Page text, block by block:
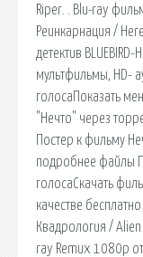
Riper. . Blu-ray
Реинкарнация /
детектив
мультфильмы, HD-
голосаПоказать
"Нечто" через
Постер к фильму
подробнее файлы
голосаСкачать
качестве
Квадрология /
ray Remux 1080p